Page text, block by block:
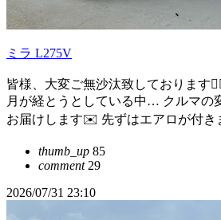
ミラ L275V
皆様、大変ご無沙汰致しております
月が経とうとしている中… クルマの
お届けします✉️ 先ずはエアロが付き
thumb_up 85
comment29
2026/07/31 23:10